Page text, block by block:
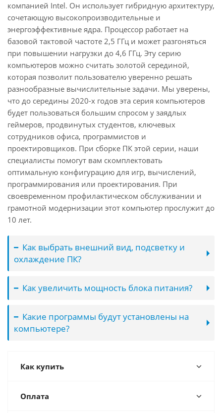
компанией Intel. Он использует гибридную архитектуру,
сочетающую высокопроизводительные и
энергоэффективные ядра. Процессор работает на
базовой тактовой частоте 2,5 ГГц и может разгоняться
при повышении нагрузки до 4,6 ГГц. Эту серию
компьютеров можно считать золотой серединой,
которая позволит пользователю уверенно решать
разнообразные вычислительные задачи. Мы уверены,
что до середины 2020-х годов эта серия компьютеров
будет пользоваться большим спросом у заядлых
геймеров, продвинутых студентов, ключевых
сотрудников офиса, программистов и
проектировщиков. При сборке ПК этой серии, наши
специалисты помогут вам скомплектовать
оптимальную конфигурацию для игр, вычислений,
программирования или проектирования. При
своевременном профилактическом обслуживании и
грамотной модернизации этот компьютер прослужит до
10 лет.
Как выбрать внешний вид, подсветку и
охлаждение ПК?
Как увеличить мощность блока питания?
Какие программы будут установлены на
компьютере?
Как купить
Оплата